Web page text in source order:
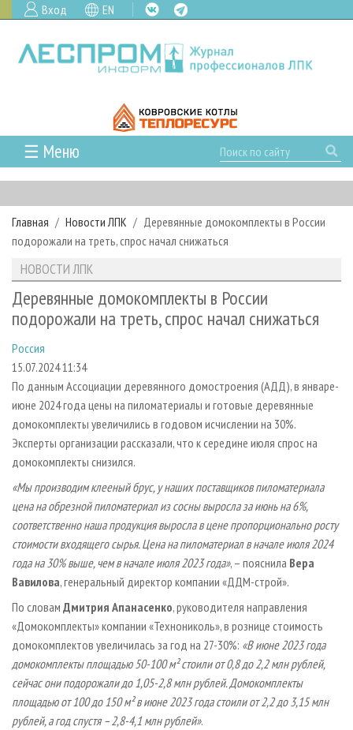
Вход EN
☰ Меню
ГЛАВНАЯ
РУБРИКИ И ТЕМЫ
РУБРИКИ ЖУРНАЛА
ЛЕСОЗАГОТОВКА
ЛЕСОПИЛЕНИЕ
СУШКА ДРЕВЕСИНЫ
ПРОИЗВОДСТВО ДРЕВЕСНЫХ ПЛИТ
ДЕРЕВЯННОЕ ДОМОСТРОЕНИЕ
ПРОИЗВОДСТВО МЕБЕЛИ
БИОЭНЕРГЕТИКА
ЦБП
ИНСТРУМЕНТ И МАТЕРИАЛЫ
НОВОСТИ
НОВОСТИ ЛПК
НОВОСТИ ЖУРНАЛА
ПРОЕКТЫ ЛПИ
АНАЛИТИКА
ПРЕДПРИЯТИЯ ЛПК
ПЕРСОНЫ
МОБИЛЬНЫЕ ВЫСТАВКИ
ОФИЦИАЛЬНЫЕ ДЕЛЕГАЦИИ
ПРИОРИТЕТНЫЕ ИНВЕСТПРОЕКТЫ
RUSSIAN FORESTRY REVIEW
ГАЗЕТА ЛЕСПРОМФОРУМ
БИБЛИОТЕКА СПЕЦИАЛИСТА
АРХИВ ЖУРНАЛОВ
О ЖУРНАЛЕ
КОНТАКТЫ
РЕКЛАМОДАТЕЛЯМ
РЕКЛАМА
РЕКЛАМА НА САЙТЕ
Главная Новости ЛПК
Деревянные домокомплекты в России
подорожали на треть, спрос начал снижаться
НОВОСТИ ЛПК
Деревянные домокомплекты в России
подорожали на треть, спрос начал снижаться
Россия
15.07.2024 11:34
По данным Ассоциации деревянного домостроения (АДД), в январе-
июне 2024 года цены на пиломатериалы и готовые деревянные
домокомплекты увеличились в годовом исчислении на 30%.
Эксперты организации рассказали, что к середине июля спрос на
домокомплекты снизился.
«Мы производим клееный брус, у наших поставщиков пиломатериала
цена на обрезной пиломатериал из сосны выросла за июнь на 6%,
соответственно наша продукция выросла в цене пропорционально росту
стоимости входящего сырья. Цена на пиломатериал в начале июля 2024
года на 30% выше, чем в начале июля 2023 года», – пояснила Вера
Вавилова, генеральный директор компании «ДДМ-строй».
По словам Дмитрия Апанасенко, руководителя направления
«Домокомплекты» компании «Технониколь», в рознице стоимость
домокомплектов увеличилась за год на 27-30%: «В июне 2023 года
домокомплекты площадью 50-100 м² стоили от 0,8 до 2,2 млн рублей,
сейчас они подорожали до 1,05-2,8 млн рублей. Домокомплекты
площадью от 100 до 150 м² в июне 2023 года стоили от 2,2 до 3,15 млн
рублей, а год спустя – 2,8-4,1 млн рублей».